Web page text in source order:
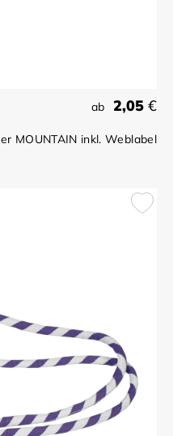
ab 2,05 €
MOUNTAIN inkl. Weblabel